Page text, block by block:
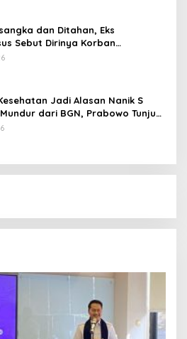
dan Ditahan, Eks
Sebut Dirinya Korban
Jadi Alasan Nanik S
dari BGN, Prabowo Tunjuk
Sudaryono